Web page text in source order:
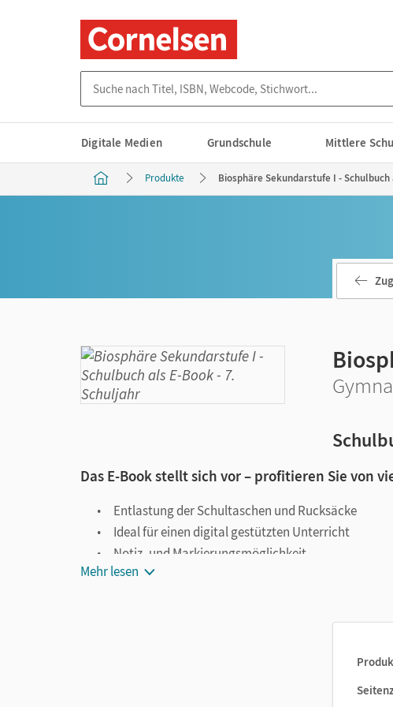
Digitale Medien Grundschule Mittlere
Produkte Biosphäre Sekundarstufe I -
Das E-Book stellt sich vor – profitieren Sie von
Entlastung der Schultaschen und Rucksäcke
Ideal für einen digital gestützten Unterricht
Notiz- und Markierungsmöglichkeit
Jederzeit unkompliziert verfügbar
Mehr lesen